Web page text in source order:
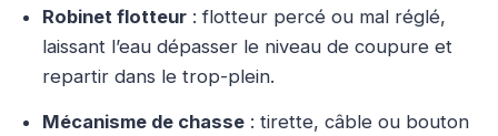
Robinet flotteur : flotteur percé ou mal réglé,
laissant l’eau dépasser le niveau de coupure et
repartir dans le trop-plein.
Mécanisme de chasse : tirette, câble ou bouton